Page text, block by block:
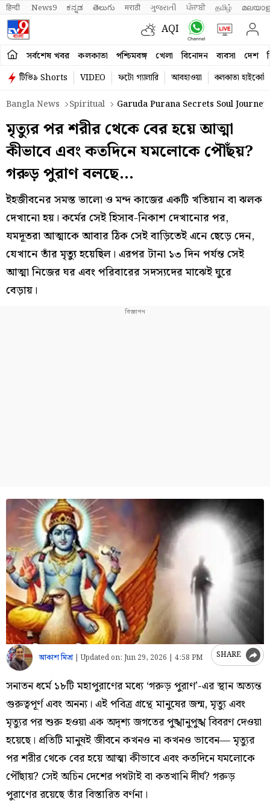
हिन्दी News9 ಕನ್ನಡ తెలుగు मराठी ગુજરાતી ਪੰਜਾਬੀ தமிழ்
AQI
সর্বশেষ খবর কলকাতা পশ্চিমবঙ্গ খেলা বিনোদন ব্যবসা দেশ
টিভি৯ Shorts VIDEO ফটো গ্যালারি আবহাওয়া
কলকাতা হাইকোর্ট
Bangla News
Spiritual Garuda Purana Secrets Soul
মৃত্যুর পর শরীর থেকে বের হয়ে আত্মা
কীভাবে এবং কতদিনে যমলোকে পৌঁছয়?
গরুড় পুরাণ বলছে…
ইহজীবনের সমস্ত ভালো ও মন্দ কাজের একটি খতিয়ান বা ঝলক
দেখানো হয়। কর্মের সেই হিসাব-নিকাশ দেখানোর পর,
যমদূতরা আত্মাকে আবার ঠিক সেই বাড়িতেই এনে ছেড়ে দেন,
যেখানে তাঁর মৃত্যু হয়েছিল। এরপর টানা ১৩ দিন পর্যন্ত সেই
আত্মা নিজের ঘর এবং পরিবারের সদস্যদের মাঝেই ঘুরে
বেড়ায়।
আকাশ মিশ্র |Updated on: Jun 29, 2026 | 4:58 PM SHARE
সনাতন ধর্মে ১৮টি মহাপুরাণের মধ্যে ‘গরুড় পুরাণ’-এর স্থান অত্যন্ত
গুরুত্বপূর্ণ এবং অনন্য। এই পবিত্র গ্রন্থে মানুষের জন্ম, মৃত্যু এবং
মৃত্যুর পর শুরু হওয়া এক অদৃশ্য জগতের পুঙ্খানুপুঙ্খ বিবরণ দেওয়া
হয়েছে। প্রতিটি মানুষই জীবনে কখনও না কখনও ভাবেন— মৃত্যুর
পর শরীর থেকে বের হয়ে আত্মা কীভাবে এবং কতদিনে যমলোকে
পৌঁছায়? সেই অচিন দেশের পথটাই বা কতখানি দীর্ঘ? গরুড়
পুরাণের রয়েছে তাঁর বিস্তারিত বর্ণনা।